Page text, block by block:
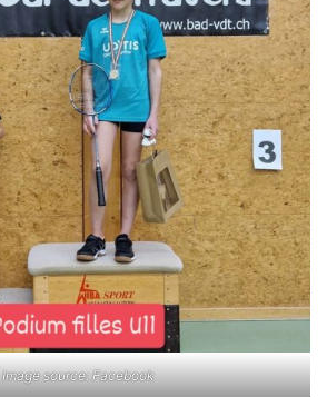
Image source: Facebook